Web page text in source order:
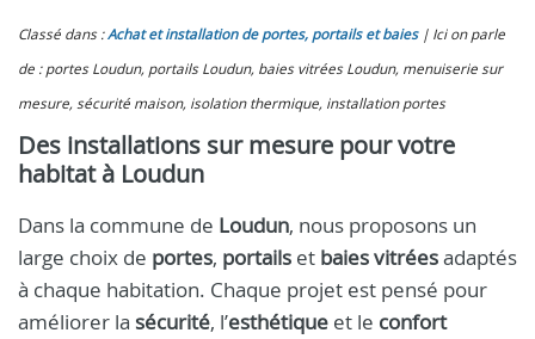
Classé dans :Achat et installation de portes, portails et baies
Ici on parle
de : portes Loudun, portails Loudun, baies vitrées Loudun, menuiserie sur
mesure, sécurité maison, isolation thermique, installation portes
Des installations sur mesure pour votre
habitat à Loudun
Dans la commune de Loudun, nous proposons un
large choix de portes, portails et baies vitréesadaptés
à chaque habitation. Chaque projet est pensé pour
améliorer la sécurité, l’esthétique et le confort